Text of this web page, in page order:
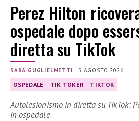
Perez Hilton
ospedale dopo
diretta su TikTok
SARA GUGLIELMETTI |5 AGOSTO 2026
OSPEDALE TIK TOKER TIKTOK
Autolesionismo in diretta su TikTok:
in ospedale